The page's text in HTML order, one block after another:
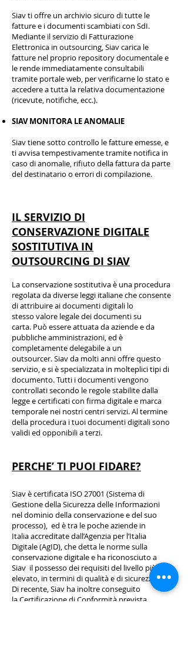
Siav ti offre un archivio sicuro di tutte le
fatture e i documenti scambiati con SdI.
Mediante il servizio di Fatturazione
Elettronica in outsourcing, Siav carica le
fatture nel proprio repository documentale e
le rende immediatamente consultabili
tramite portale web, per verificarne lo stato e
accedere a tutta la relativa documentazione
(ricevute, notifiche, ecc.).
SIAV MONITORA LE ANOMALIE
Siav tiene sotto controllo le fatture emesse, e
ti avvisa tempestivamente tramite notifica in
caso di anomalie, rifiuto della fattura da parte
del destinatario o errori di compilazione.
IL SERVIZIO DI
CONSERVAZIONE DIGITALE
SOSTITUTIVA IN
OUTSOURCING DI SIAV
La conservazione sostitutiva è una procedura
regolata da diverse leggi italiane che consente
di attribuire ai documenti digitali lo
stesso valore legale dei documenti su
carta. Può essere attuata da aziende e da
pubbliche amministrazioni, ed è
completamente delegabile a un
outsourcer. Siav da molti anni offre questo
servizio, e si è specializzata in molteplici tipi di
documento. Tutti i documenti vengono
controllati secondo le regole stabilite dalla
legge e certificati con firma digitale e marca
temporale nei nostri centri servizi. Al termine
della procedura i tuoi documenti digitali sono
validi ed opponibili a terzi.
PERCHE’ TI PUOI FIDARE?
Siav è certificata ISO 27001 (Sistema di
Gestione della Sicurezza delle Informazioni
nel dominio della conservazione e del suo
processo), ed è tra le poche aziende in
Italia accreditate dall’Agenzia per l’Italia
Digitale (AgID), che detta le norme sulla
conservazione digitale e ha riconosciuto a
Siav il possesso dei requisiti del livello più
elevato, in termini di qualità e di sicurezza.
Di recente, Siav ha inoltre conseguito
la Certificazione di Conformità prevista